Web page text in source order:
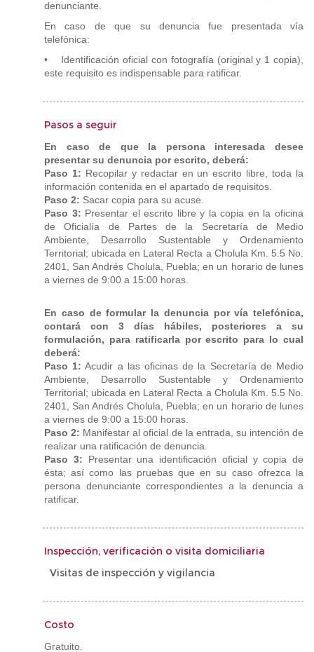
denunciante.
En caso de que su denuncia fue presentada vía
telefónica:
• Identificación oficial con fotografía (original y 1 copia),
este requisito es indispensable para ratificar.
Pasos a seguir
En caso de que la persona interesada desee
presentar su denuncia por escrito, deberá:
Paso 1: Recopilar y redactar en un escrito libre, toda la
información contenida en el apartado de requisitos.
Paso 2: Sacar copia para su acuse.
Paso 3: Presentar el escrito libre y la copia en la oficina
de Oficialía de Partes de la Secretaría de Medio
Ambiente, Desarrollo Sustentable y Ordenamiento
Territorial; ubicada en Lateral Recta a Cholula Km. 5.5 No.
2401, San Andrés Cholula, Puebla; en un horario de lunes
a viernes de 9:00 a 15:00 horas.
En caso de formular la denuncia por vía telefónica,
contará con 3 días hábiles, posteriores a su
formulación, para ratificarla por escrito para lo cual
deberá:
Paso 1: Acudir a las oficinas de la Secretaría de Medio
Ambiente, Desarrollo Sustentable y Ordenamiento
Territorial; ubicada en Lateral Recta a Cholula Km. 5.5 No.
2401, San Andrés Cholula, Puebla; en un horario de lunes
a viernes de 9:00 a 15:00 horas.
Paso 2: Manifestar al oficial de la entrada, su intención de
realizar una ratificación de denuncia.
Paso 3: Presentar una identificación oficial y copia de
ésta; así como las pruebas que en su caso ofrezca la
persona denunciante correspondientes a la denuncia a
ratificar.
Inspección, verificación o visita domiciliaria
Visitas de inspección y vigilancia
Costo
Gratuito.